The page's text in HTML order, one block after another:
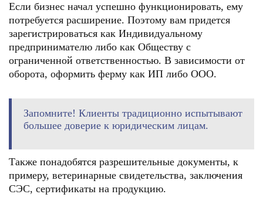
Если бизнес начал успешно функционировать, ему
потребуется расширение. Поэтому вам придется
зарегистрироваться как Индивидуальному
предпринимателю либо как Обществу с
ограниченной ответственностью. В зависимости от
оборота, оформить ферму как ИП либо ООО.
Запомните! Клиенты традиционно испытывают
большее доверие к юридическим лицам.
Также понадобятся разрешительные документы, к
примеру, ветеринарные свидетельства, заключения
СЭС, сертификаты на продукцию.